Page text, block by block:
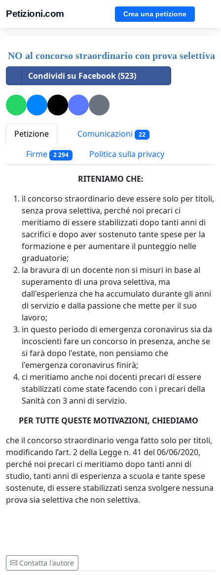
Petizioni.com Crea una petizione
NO al concorso straordinario con prova selettiva
Condividi su Facebook (523)
Petizione Comunicazioni 22
Firme 2 294 Politica sulla privacy
RITENIAMO CHE:
il concorso straordinario deve essere solo per titoli,
senza prova selettiva, perché noi precari ci
meritiamo di essere stabilizzati dopo tanti anni di
sacrifici e dopo aver sostenuto tante spese per la
formazione e per aumentare il punteggio nelle
graduatorie;
la bravura di un docente non si misuri in base al
superamento di una prova selettiva, ma
dall'esperienza che ha accumulato durante gli anni
di servizio e dalla passione che mette per il suo
lavoro;
in questo periodo di emergenza coronavirus sia da
incoscienti fare un concorso in presenza, anche se
si farà dopo l'estate, non pensiamo che
l'emergenza coronavirus finirà;
ci meritiamo anche noi docenti precari di essere
stabilizzati come state facendo con i precari della
Sanità con 3 anni di servizio.
PER TUTTE QUESTE MOTIVAZIONI, CHIEDIAMO
che il concorso straordinario venga fatto solo per titoli,
modificando l’art. 2 della Legge n. 41 del 06/06/2020,
perché noi precari ci meritiamo dopo tanti anni di
studio, tanti anni di esperienza a scuola e tante spese
sostenute, di essere stabilizzati senza svolgere nessuna
prova sia selettiva che non selettiva.
Contatta l'autore